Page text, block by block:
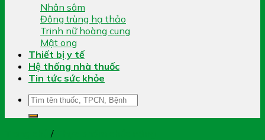
Nhân sâm
Đông trùng hạ thảo
Trinh nữ hoàng cung
Mật ong
Thiết bị y tế
Hệ thống nhà thuốc
Tin tức sức khỏe
Tìm
kiếm:
/